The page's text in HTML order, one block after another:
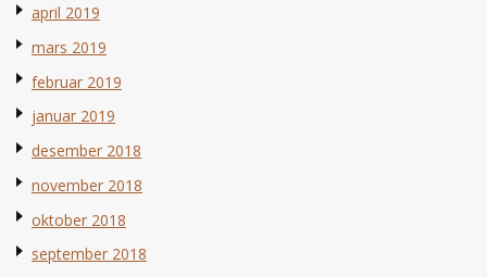
april 2019
mars 2019
februar 2019
januar 2019
desember 2018
november 2018
oktober 2018
september 2018